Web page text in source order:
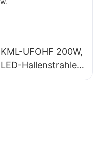
KML-UFOHF 200W,
LED-Hallenstrahler-
Lieferant für die